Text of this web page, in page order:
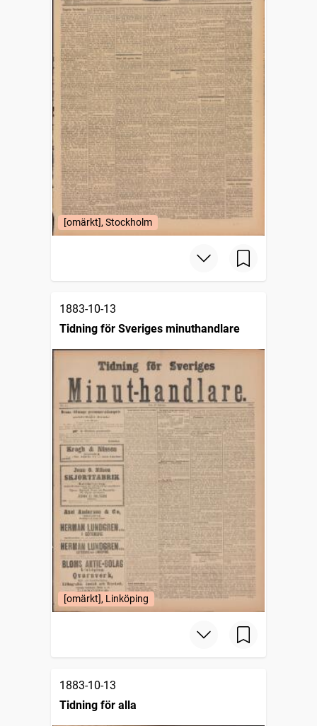
[omärkt], Stockholm
1883-10-13
Tidning för Sveriges minuthandlare
[omärkt], Linköping
1883-10-13
Tidning för alla